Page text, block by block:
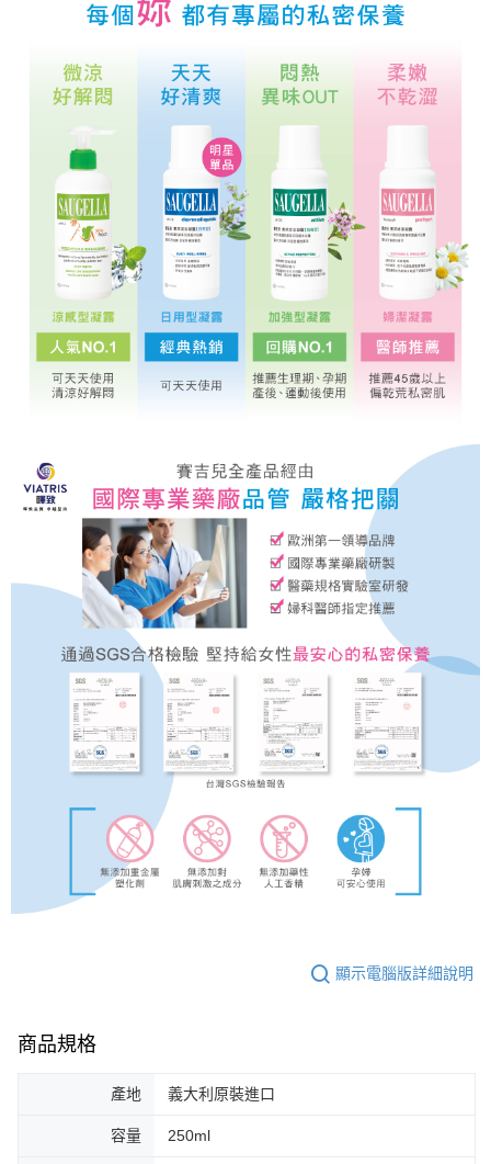
顯示電腦版詳細說明
商品規格
產地 義大利原裝進口
容量 250ml